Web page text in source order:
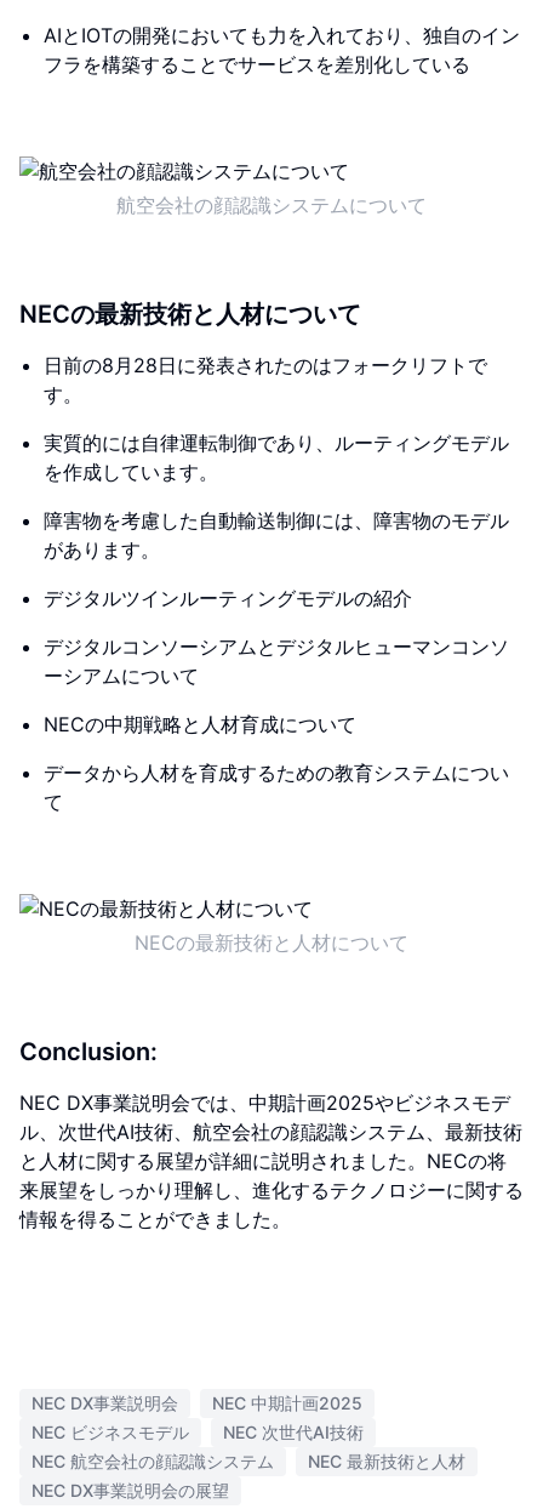
AIとIOTの開発においても力を入れており、独自のイン
フラを構築することでサービスを差別化している
航空会社の顔認識システムについて
NECの最新技術と人材について
日前の8月28日に発表されたのはフォークリフトで
す。
実質的には自律運転制御であり、ルーティングモデル
を作成しています。
障害物を考慮した自動輸送制御には、障害物のモデル
があります。
デジタルツインルーティングモデルの紹介
デジタルコンソーシアムとデジタルヒューマンコンソ
ーシアムについて
NECの中期戦略と人材育成について
データから人材を育成するための教育システムについ
て
NECの最新技術と人材について
Conclusion:
NEC DX事業説明会では、中期計画2025やビジネスモデ
ル、次世代AI技術、航空会社の顔認識システム、最新技術
と人材に関する展望が詳細に説明されました。NECの将
来展望をしっかり理解し、進化するテクノロジーに関する
情報を得ることができました。
NEC DX事業説明会
NEC 中期計画2025
NEC ビジネスモデル
NEC 次世代AI技術
NEC 航空会社の顔認識システム
NEC 最新技術と人材
NEC DX事業説明会の展望